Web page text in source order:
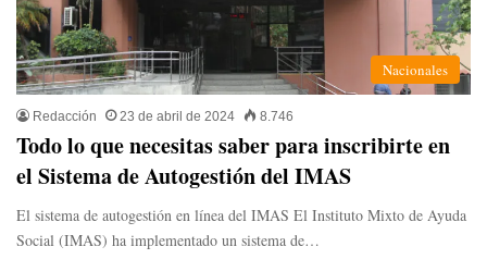
Nacionales
Redacción 23 de abril de 2024 8.746
Todo lo que necesitas saber para inscribirte en
el Sistema de Autogestión del IMAS
El sistema de autogestión en línea del IMAS El Instituto Mixto de Ayuda
Social (IMAS) ha implementado un sistema de…